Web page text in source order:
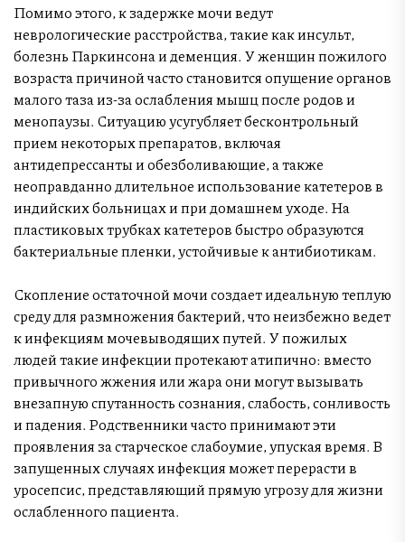
Помимо этого, к задержке мочи ведут
неврологические расстройства, такие как инсульт,
болезнь Паркинсона и деменция. У женщин пожилого
возраста причиной часто становится опущение органов
малого таза из-за ослабления мышц после родов и
менопаузы. Ситуацию усугубляет бесконтрольный
прием некоторых препаратов, включая
антидепрессанты и обезболивающие, а также
неоправданно длительное использование катетеров в
индийских больницах и при домашнем уходе. На
пластиковых трубках катетеров быстро образуются
бактериальные пленки, устойчивые к антибиотикам.
Скопление остаточной мочи создает идеальную теплую
среду для размножения бактерий, что неизбежно ведет
к инфекциям мочевыводящих путей. У пожилых
людей такие инфекции протекают атипично: вместо
привычного жжения или жара они могут вызывать
внезапную спутанность сознания, слабость, сонливость
и падения. Родственники часто принимают эти
проявления за старческое слабоумие, упуская время. В
запущенных случаях инфекция может перерасти в
уросепсис, представляющий прямую угрозу для жизни
ослабленного пациента.